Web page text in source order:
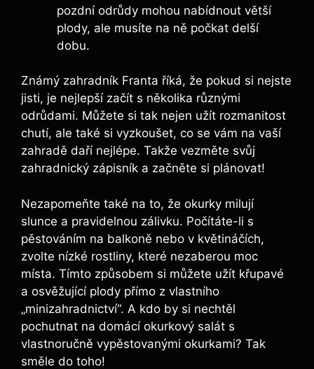
pozdní odrůdy mohou nabídnout větší
plody, ale musíte na ně počkat delší
dobu.
Známý zahradník Franta říká, že pokud si nejste
jisti, je nejlepší začít s několika různými
odrůdami. Můžete si tak nejen užít rozmanitost
chutí, ale také si vyzkoušet, co se vám na vaší
zahradě daří nejlépe. Takže vezměte svůj
zahradnický zápisník a začněte si plánovat!
Nezapomeňte také na to, že okurky milují
slunce a pravidelnou zálivku. Počítáte-li s
pěstováním na balkoně nebo v květináčích,
zvolte nízké rostliny, které nezaberou moc
místa. Tímto způsobem si můžete užít křupavé
a osvěžující plody přímo z vlastního
„minizahradnictví“. A kdo by si nechtěl
pochutnat na domácí okurkový salát s
vlastnoručně vypěstovanými okurkami? Tak
směle do toho!